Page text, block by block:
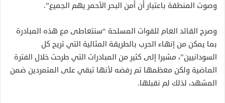
وصوت المنطقة باعتبار أن أمن البحر الأحمر يهم الجميع”.
وصرح القائد العام للقوات المسلحة “سنتعاطى مع هذه المبادرة
بما يمكن من إنهاء الحرب بالطريقة المثالية التي تريح كل
السودانيين”، مشيرا إلى كثير من المبادرات التي طرحت خلال الفترة
الماضية ولكن معظمها تم رفضه لأنها تبقي على المتمردين ضمن
المشهد، لذلك لم نقبلها.